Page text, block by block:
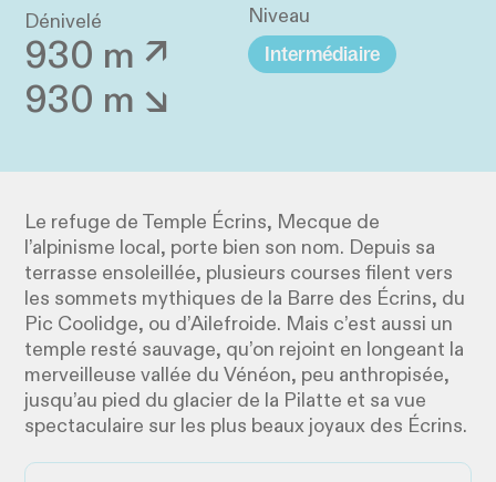
Dénivelé
930 m ↗
930 m ↘
Niveau
Intermédiaire
Le refuge de Temple Écrins, Mecque de
l’alpinisme local, porte bien son nom. Depuis sa
terrasse ensoleillée, plusieurs courses filent vers
les sommets mythiques de la Barre des Écrins, du
Pic Coolidge, ou d’Ailefroide. Mais c’est aussi un
temple resté sauvage, qu’on rejoint en longeant la
merveilleuse vallée du Vénéon, peu anthropisée,
jusqu’au pied du glacier de la Pilatte et sa vue
spectaculaire sur les plus beaux joyaux des Écrins.